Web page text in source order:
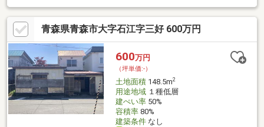
青森県青森市大字石江字三好 600万円
600万円
（坪単価:-）
土地面積148.5m2
用途地域１種低層
建ぺい率50%
容積率80%
建築条件なし